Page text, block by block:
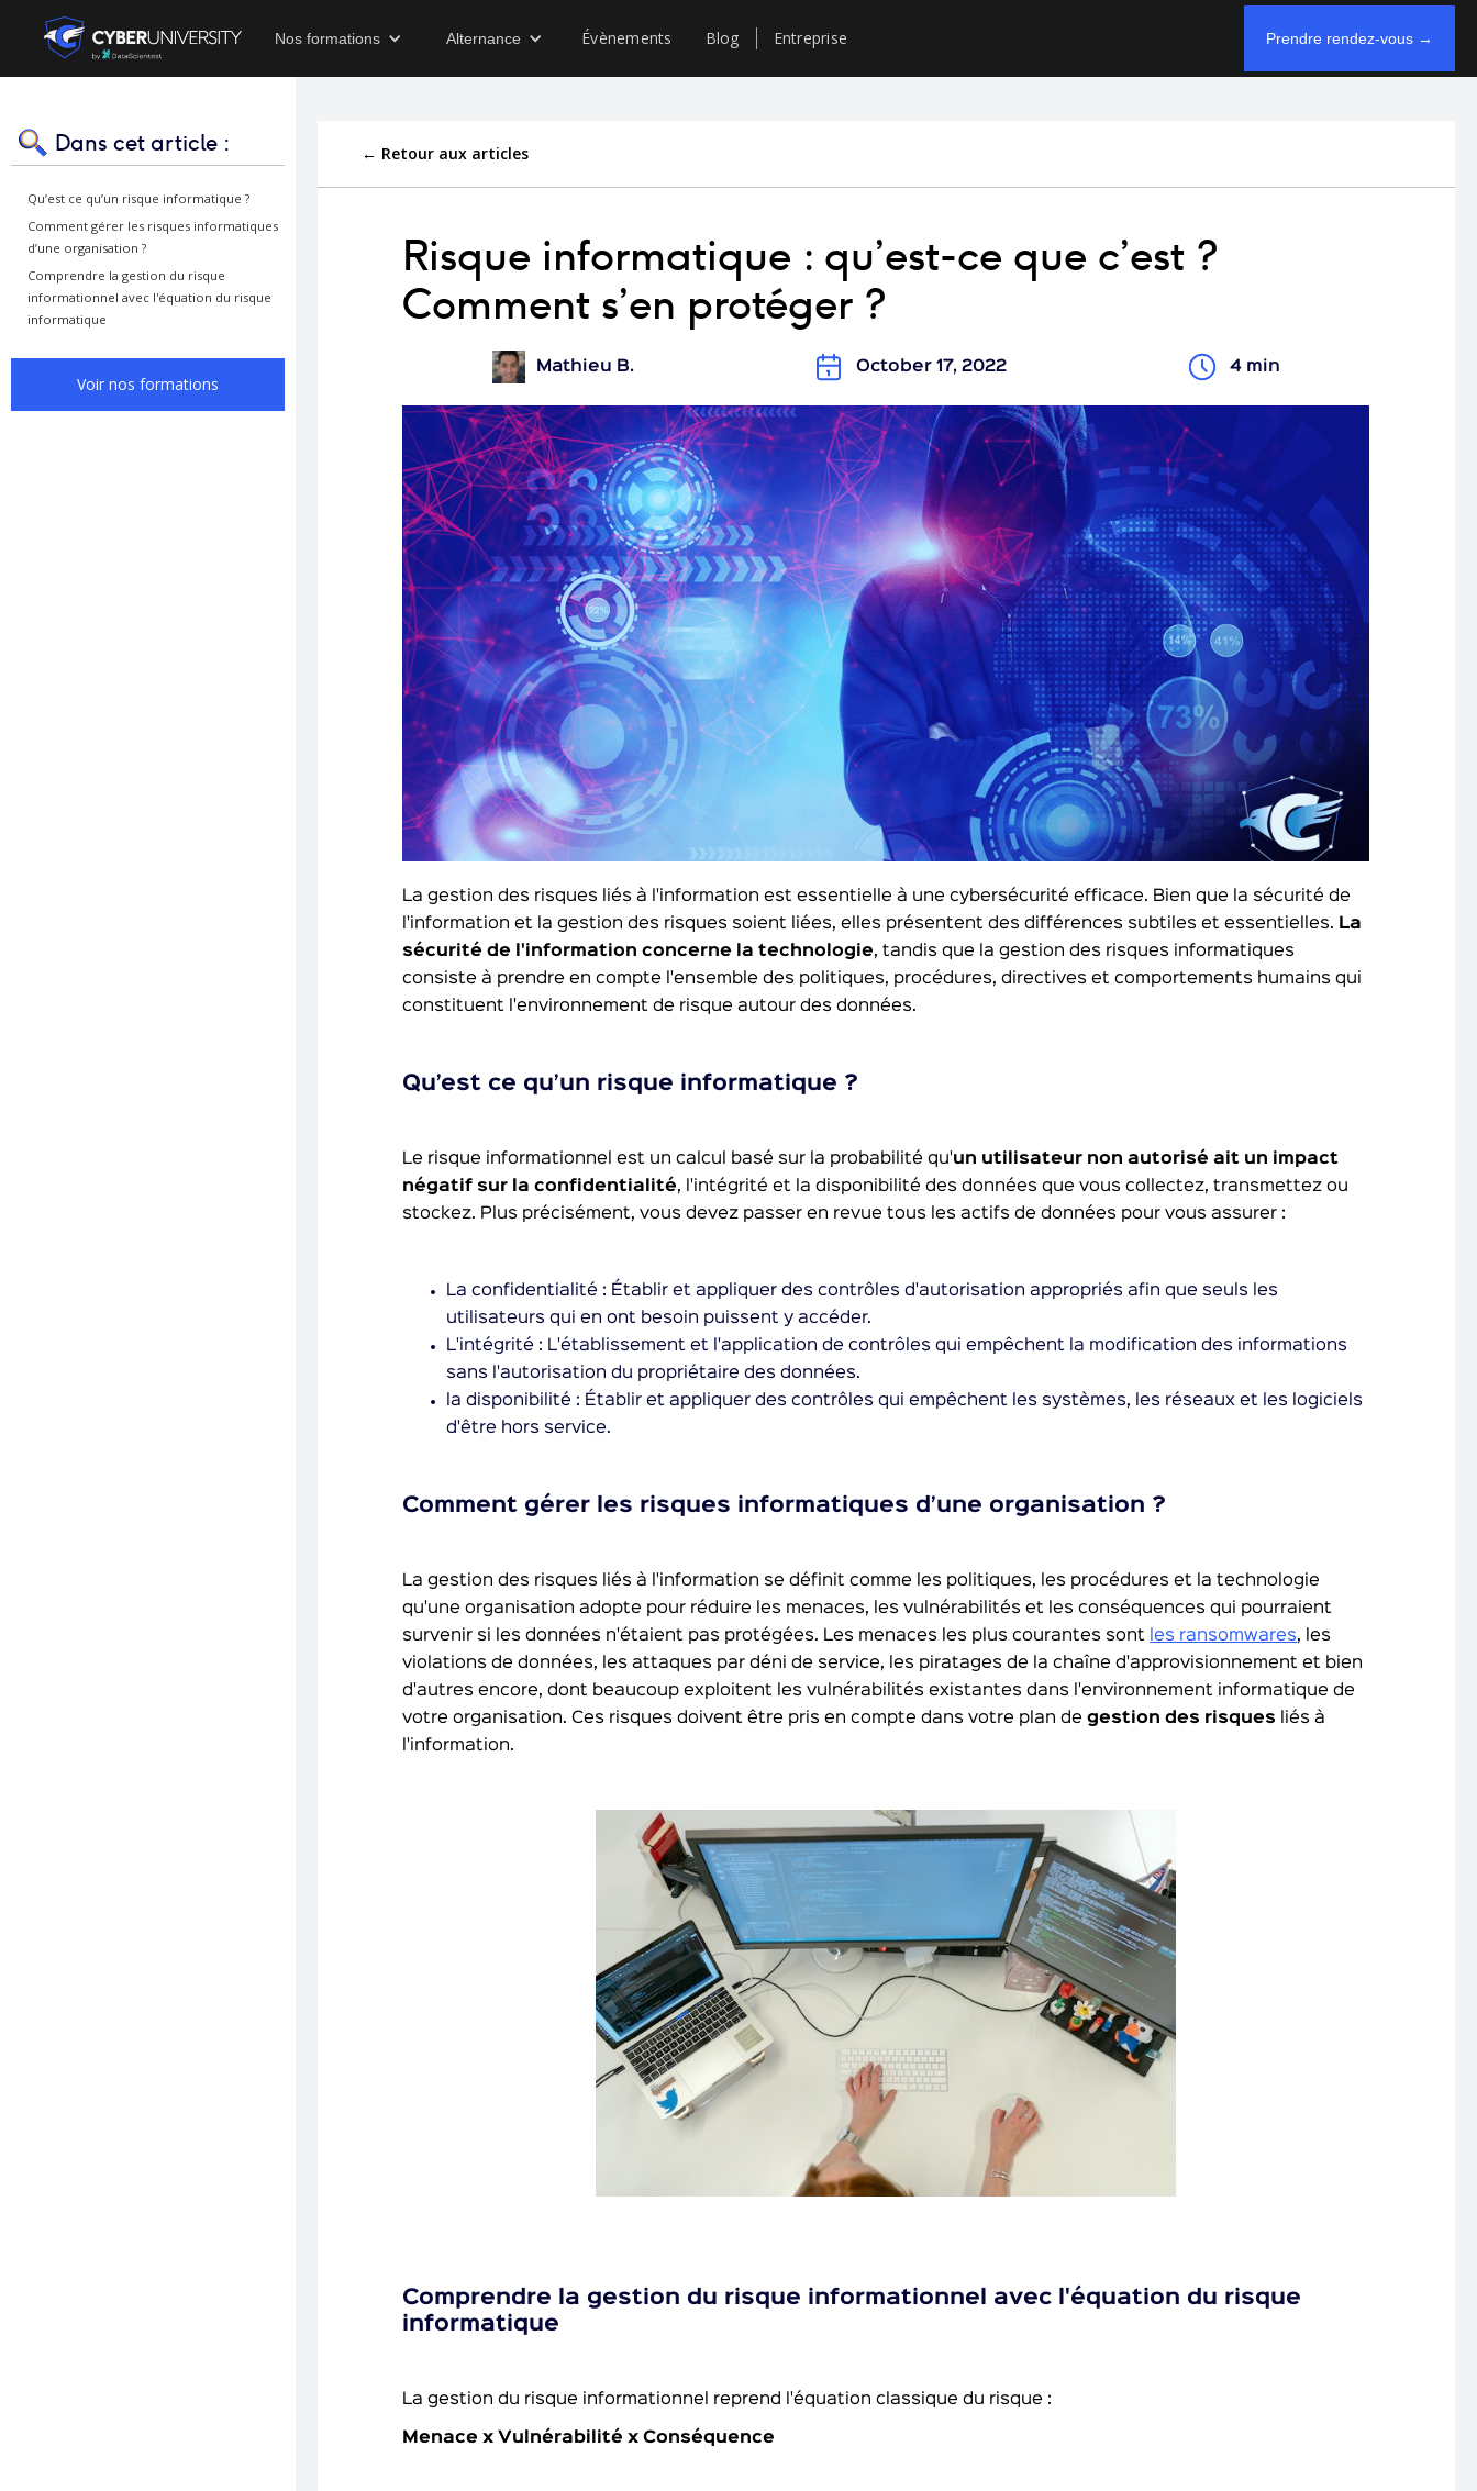
Nos formations Alternance Évènements Blog Entreprise Prendre rendez-vous →
← Retour aux articles
Risque informatique : qu’est-ce que c’est ?
Comment s’en protéger ?
Mathieu B. October 17, 2022 4 min
La gestion des risques liés à l'information est essentielle à une cybersécurité efficace. Bien que la sécurité de
l'information et la gestion des risques soient liées, elles présentent des différences subtiles et essentielles. La
sécurité de l'information concerne la technologie, tandis que la gestion des risques informatiques
consiste à prendre en compte l'ensemble des politiques, procédures, directives et comportements humains qui
constituent l'environnement de risque autour des données.
Qu’est ce qu’un risque informatique ?
Le risque informationnel est un calcul basé sur la probabilité qu'un utilisateur non autorisé ait un impact
négatif sur la confidentialité, l'intégrité et la disponibilité des données que vous collectez, transmettez ou
stockez. Plus précisément, vous devez passer en revue tous les actifs de données pour vous assurer :
La confidentialité : Établir et appliquer des contrôles d'autorisation appropriés afin que seuls les
utilisateurs qui en ont besoin puissent y accéder.
L'intégrité : L'établissement et l'application de contrôles qui empêchent la modification des informations
sans l'autorisation du propriétaire des données.
la disponibilité : Établir et appliquer des contrôles qui empêchent les systèmes, les réseaux et les logiciels
d'être hors service.
Comment gérer les risques informatiques d’une organisation ?
La gestion des risques liés à l'information se définit comme les politiques, les procédures et la technologie
qu'une organisation adopte pour réduire les menaces, les vulnérabilités et les conséquences qui pourraient
survenir si les données n'étaient pas protégées. Les menaces les plus courantes sont les ransomwares, les
violations de données, les attaques par déni de service, les piratages de la chaîne d'approvisionnement et bien
d'autres encore, dont beaucoup exploitent les vulnérabilités existantes dans l'environnement informatique de
votre organisation. Ces risques doivent être pris en compte dans votre plan degestion des risques
liés à
l'information.
Comprendre la gestion du risque informationnel avec l'équation du risque
informatique
La gestion du risque informationnel reprend l'équation classique du risque :
Menace x Vulnérabilité x Conséquence
Dans cet article :
Qu’est ce qu’un risque informatique ?
Comment gérer les risques informatiques
d’une organisation ?
Comprendre la gestion du risque
informationnel avec l'équation du risque
informatique
Voir nos formations